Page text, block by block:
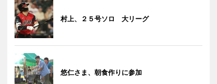
村上、２５号ソロ 大リーグ
悠仁さま、朝食作りに参加